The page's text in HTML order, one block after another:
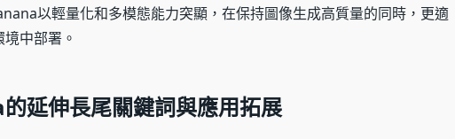
以輕量化和多模態能力突顯，在保持圖像生成高質量的同時，更適
中部署。
延伸長尾關鍵詞與應用拓展